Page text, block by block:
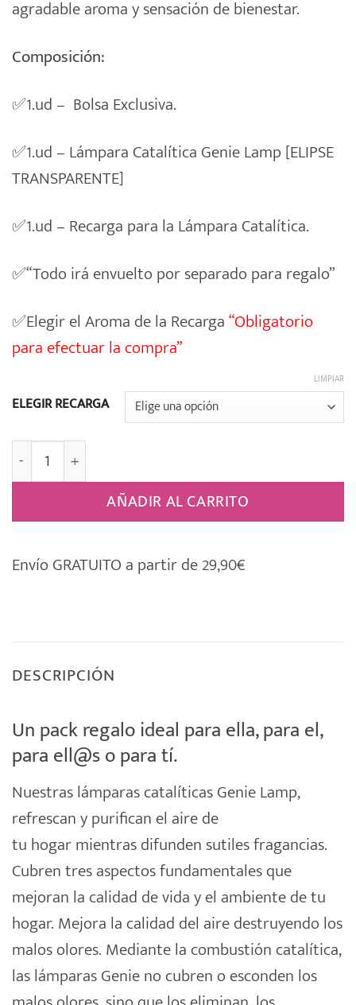
agradable aroma y sensación de bienestar.
Composición:
✅1.ud – Bolsa Exclusiva.
✅1.ud – Lámpara Catalítica Genie Lamp [ELIPSE
TRANSPARENTE]
✅1.ud – Recarga para la Lámpara Catalítica.
✅“Todo irá envuelto por separado para regalo”
✅Elegir el Aroma de la Recarga“Obligatorio
para efectuar la compra”
ELEGIR RECARGA
LIMPIAR
Pack Regalo Lámpara Catalítica 010 cantidad
AÑADIR AL CARRITO
Envío GRATUITO a partir de 29,90€
DESCRIPCIÓN
Un pack regalo ideal para ella, para el,
para ell@s o para tí.
Nuestraslámparas catalíticasGenie Lamp,
refrescan y purifican el aire de
tu hogarmientras difunden sutiles fragancias.
Cubren tres aspectos fundamentales que
mejoran la calidad de vida y el ambiente de tu
hogar. Mejora la calidad del aire destruyendo los
malos olores. Mediante la combustión catalítica,
las lámparas Genie no cubren o esconden los